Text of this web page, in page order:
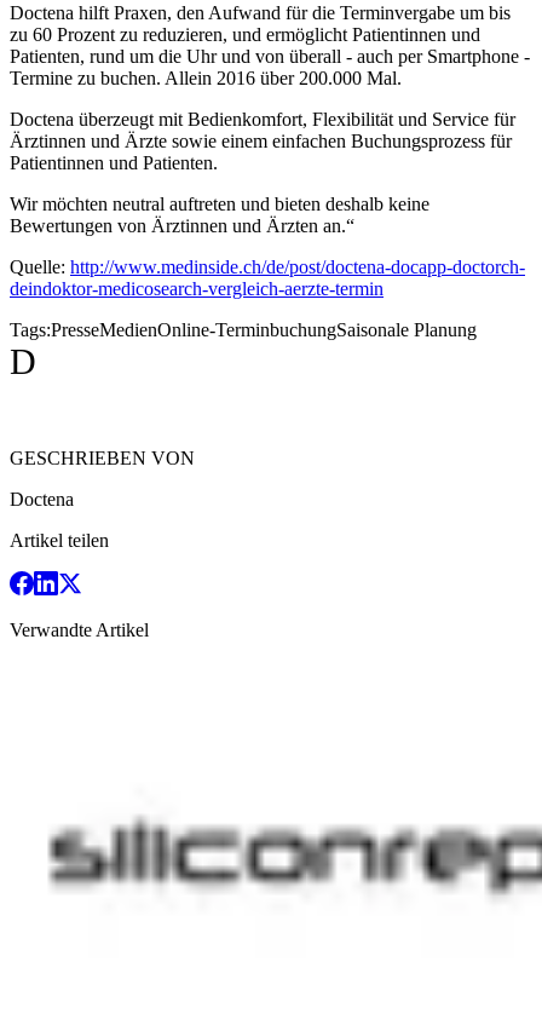
Doctena hilft Praxen, den Aufwand für die Terminvergabe um bis
zu 60 Prozent zu reduzieren, und ermöglicht Patientinnen und
Patienten, rund um die Uhr und von überall - auch per Smartphone -
Termine zu buchen. Allein 2016 über 200.000 Mal.
Doctena überzeugt mit Bedienkomfort, Flexibilität und Service für
Ärztinnen und Ärzte sowie einem einfachen Buchungsprozess für
Patientinnen und Patienten.
Wir möchten neutral auftreten und bieten deshalb keine
Bewertungen von Ärztinnen und Ärzten an.“
Quelle: http://www.medinside.ch/de/post/doctena-docapp-doctorch-
deindoktor-medicosearch-vergleich-aerzte-termin
Tags:PresseMedienOnline-TerminbuchungSaisonale Planung
D
GESCHRIEBEN VON
Doctena
Artikel teilen
Verwandte Artikel